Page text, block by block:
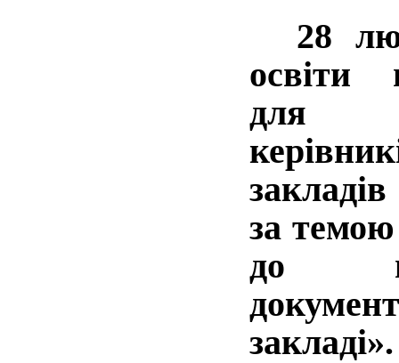
28
освіти
для
за
до
закладі».